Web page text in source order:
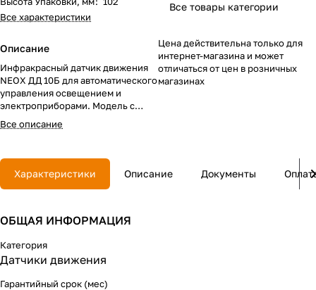
Все характеристики
Описание
Инфракрасный датчик движения
NEOX ДД 10Б для автоматического
управления освещением и
электроприборами. Модель с
регулируемой дальностью 12 м,
углом обзора 180° и нагрузкой до
регулировка задержки и уровня
освещенности, белый корпус,
гарантия 24 месяца.
Все описание
Все товары категории
Цена действительна только для
интернет-магазина и может
отличаться от цен в розничных
магазинах
Характеристики Описание Документы
ОБЩАЯ ИНФОРМАЦИЯ
Категория
Датчики движения
Гарантийный срок (мес)